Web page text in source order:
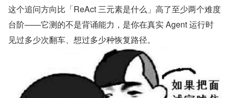
这个追问方向比「ReAct 三元素是什么」高了至少两个难度
台阶——它测的不是背诵能力，是你在真实 Agent 运行时
见过多少次翻车、想过多少种恢复路径。